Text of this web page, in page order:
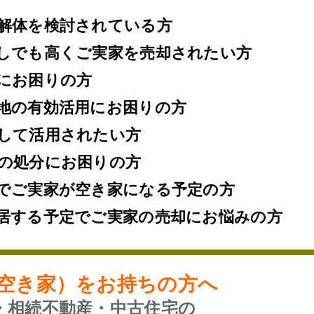
体を検討されている方
でも高くご実家を売却されたい方
お困りの方
の有効活用にお困りの方
て活用されたい方
処分にお困りの方
ご実家が空き家になる予定の方
する予定でご実家の売却にお悩みの方
き家）をお持ちの方へ
相続不動産・中古住宅の